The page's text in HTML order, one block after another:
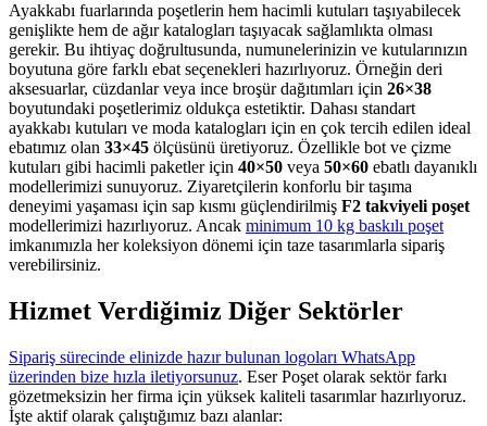
Ayakkabı fuarlarında poşetlerin hem hacimli kutuları taşıyabilecek
genişlikte hem de ağır katalogları taşıyacak sağlamlıkta olması
gerekir. Bu ihtiyaç doğrultusunda, numunelerinizin ve kutularınızın
boyutuna göre farklı ebat seçenekleri hazırlıyoruz. Örneğin deri
aksesuarlar, cüzdanlar veya ince broşür dağıtımları için 26×38
boyutundaki poşetlerimiz oldukça estetiktir. Dahası standart
ayakkabı kutuları ve moda katalogları için en çok tercih edilen ideal
ebatımız olan 33×45 ölçüsünü üretiyoruz. Özellikle bot ve çizme
kutuları gibi hacimli paketler için 40×50 veya 50×60 ebatlı dayanıklı
modellerimizi sunuyoruz. Ziyaretçilerin konforlu bir taşıma
deneyimi yaşaması için sap kısmı güçlendirilmiş F2 takviyeli poşet
modellerimizi hazırlıyoruz. Ancak minimum 10 kg baskılı poşet
imkanımızla her koleksiyon dönemi için taze tasarımlarla sipariş
verebilirsiniz.
Hizmet Verdiğimiz Diğer Sektörler
Sipariş sürecinde elinizde hazır bulunan logoları WhatsApp
üzerinden bize hızla iletiyorsunuz. Eser Poşet olarak sektör farkı
gözetmeksizin her firma için yüksek kaliteli tasarımlar hazırlıyoruz.
İşte aktif olarak çalıştığımız bazı alanlar: